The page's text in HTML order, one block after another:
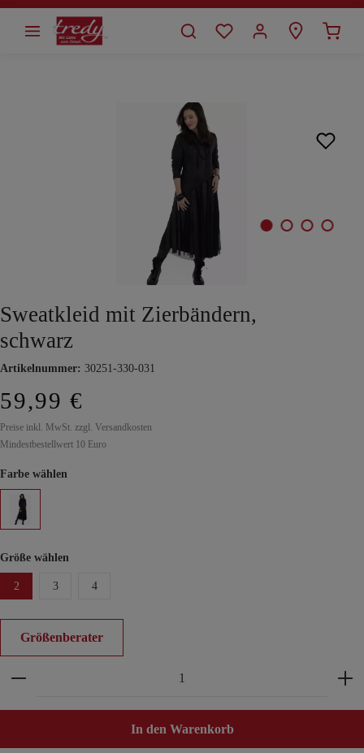
springen
Sweatkleid mit Zierbändern,
schwarz
Artikelnummer: 30251-330-031
59,99 €
Preise inkl. MwSt. zzgl. Versandkosten
Mindestbestellwert 10 Euro
Farbe wählen
Größe wählen
2 3 4
Größenberater
Produkt Anzahl: Gib den gewünschten Wert ein
In den Warenkorb